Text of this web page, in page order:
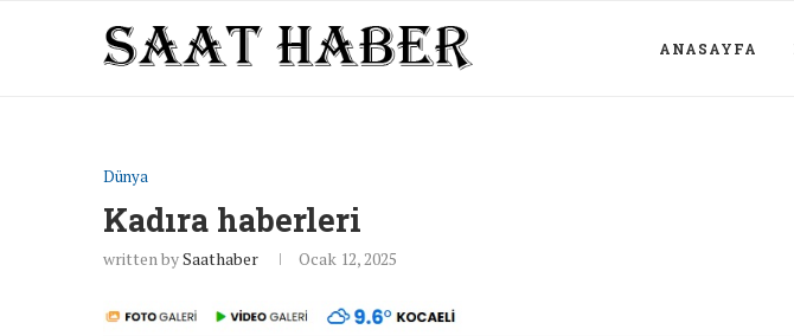
ANASAYFA
Dünya
Kadıra haberleri
written bySaathaber Ocak 12, 2025